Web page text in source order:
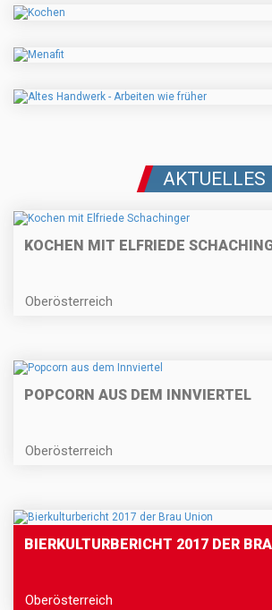
AKTUELLES
KOCHEN MIT ELFRIEDE
Oberösterreich
POPCORN AUS DEM INNVIERTEL
Oberösterreich
BIERKULTURBERICHT 2017 DER
Oberösterreich